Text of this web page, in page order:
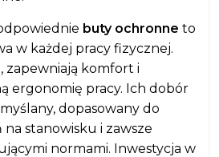
buty ochronne to
w każdej pracy fizycznej.
zapewniają komfort i
ergonomię pracy. Ich dobór
dopasowany do
stanowisku i zawsze
normami. Inwestycja w